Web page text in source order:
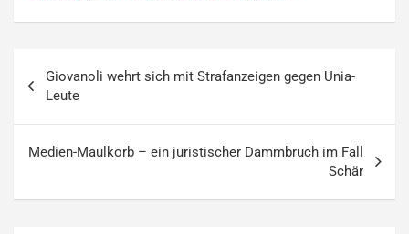
Beitragsnavigation
Giovanoli wehrt sich mit Strafanzeigen gegen Unia-
Leute
Medien-Maulkorb – ein juristischer Dammbruch im Fall
Schär